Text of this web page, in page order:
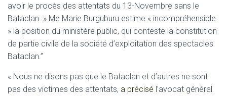
avoir le procès des attentats du 13-Novembre sans le
Bataclan. » Me Marie Burguburu estime « incompréhensible
» la position du ministère public, qui conteste la constitution
de partie civile de la société d’exploitation des spectacles
Bataclan.”
« Nous ne disons pas que le Bataclan et d’autres ne sont
pas des victimes des attentats, a précisé l’avocat général